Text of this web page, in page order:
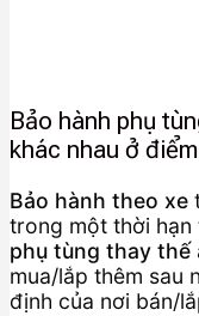
Bảo hành phụ
khác nhau ở
Bảo hành theo xe
trong một thời
phụ tùng thay thế
mua/lắp thêm sau
định của nơi bán/